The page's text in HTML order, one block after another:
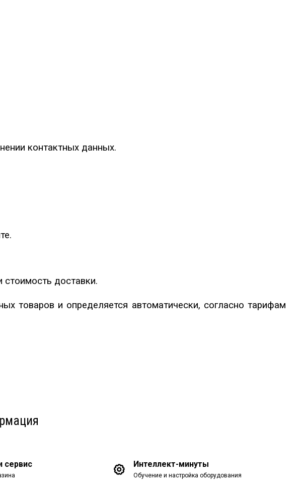
контактных данных.
стоимость доставки.
товаров и определяется автоматически, согласно тарифам
сервис Интеллект-минуты
Обучение и настройка оборудования